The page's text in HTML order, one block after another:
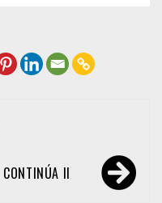
II